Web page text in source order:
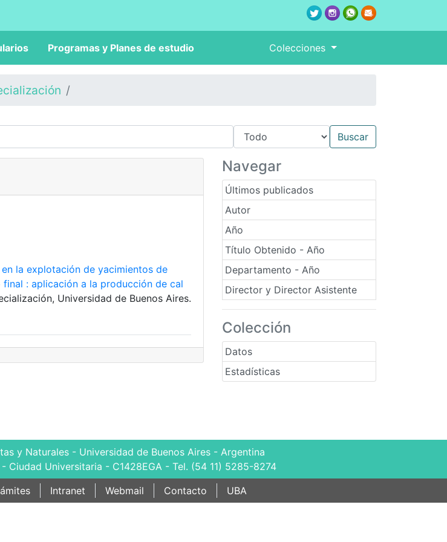
Programas y Planes de estudio Colecciones
Navegar
Últimos publicados
Autor
Año
Título Obtenido - Año
Departamento - Año
Director y Director Asistente
Colección
Datos
Estadísticas
la explotación de yacimientos de
: aplicación a la producción de cal
Universidad de Buenos Aires.
y Naturales - Universidad de Buenos Aires - Argentina
Ciudad Universitaria - C1428EGA - Tel. (54 11) 5285-8274
Intranet Webmail Contacto UBA